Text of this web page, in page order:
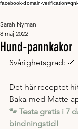
facebook-domain-
Hund-pannkakor
Sarah Nyman
8 maj 2022
Svårighetsgrad: 🦴
Det här receptet
Baka med Matte-
🐾 Testa gratis i 7
bindningstid!